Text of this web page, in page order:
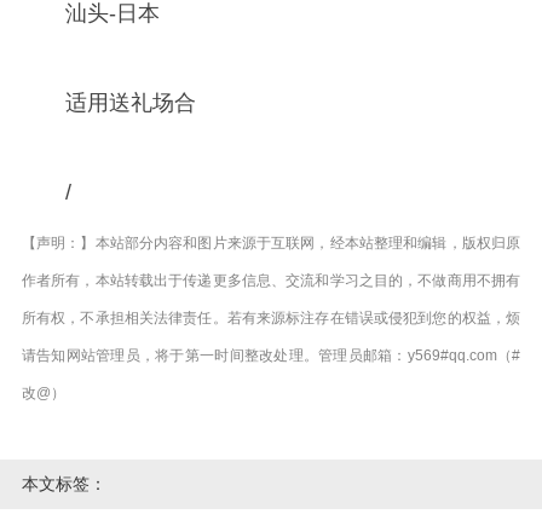
汕头-日本
适用送礼场合
/
【声明：】本站部分内容和图片来源于互联网，经本站整理和编辑，版权归原
作者所有，本站转载出于传递更多信息、交流和学习之目的，不做商用不拥有
所有权，不承担相关法律责任。若有来源标注存在错误或侵犯到您的权益，烦
请告知网站管理员，将于第一时间整改处理。管理员邮箱：y569#qq.com（#
改@）
本文标签：